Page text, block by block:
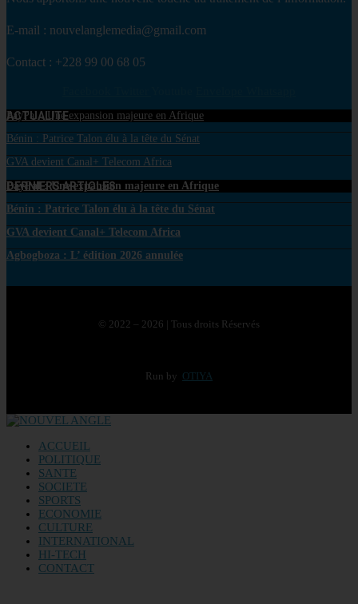
E-mail : nouvelanglemedia@gmail.com
Contact : +228 99 00 68 05
ACTUALITE
PayPal : Une expansion majeure en Afrique
Bénin : Patrice Talon élu à la tête du Sénat
GVA devient Canal+ Telecom Africa
DERNIERS ARTICLES
PayPal : Une expansion majeure en Afrique
Bénin : Patrice Talon élu à la tête du Sénat
GVA devient Canal+ Telecom Africa
Agbogboza : L’ édition 2026 annulée
© 2022 – 2026 | Tous droits Réservés
Run by OTIYA
ACCUEIL
POLITIQUE
SANTE
SOCIETE
SPORTS
ECONOMIE
CULTURE
INTERNATIONAL
HI-TECH
CONTACT